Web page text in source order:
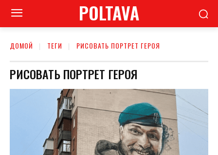
POLTAVA
ДОМОЙ ТЕГИ РИСОВАТЬ ПОРТРЕТ ГЕРОЯ
РИСОВАТЬ ПОРТРЕТ ГЕРОЯ